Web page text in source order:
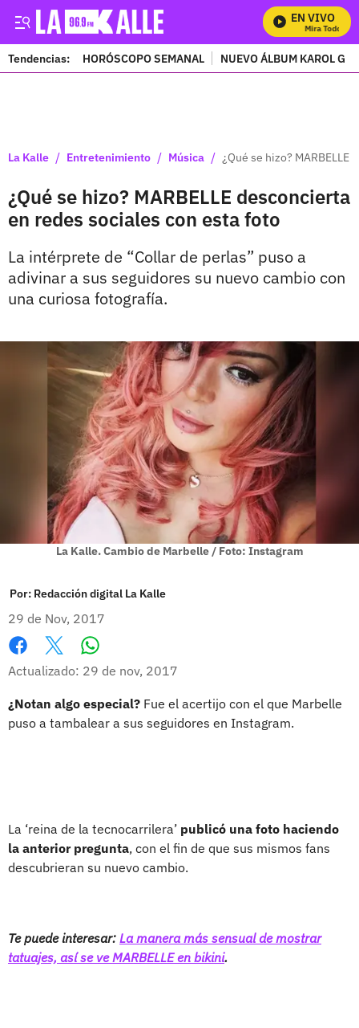
EN VIVO
Mira Todos
Tendencias: HORÓSCOPO SEMANAL NUEVO ÁLBUM KAROL G
La Kalle / Entretenimiento / Música / ¿Qué se hizo?
¿Qué se hizo? MARBELLE desconcierta
en redes sociales con esta foto
La intérprete de “Collar de perlas” puso a
adivinar a sus seguidores su nuevo cambio con
una curiosa fotografía.
La Kalle. Cambio de Marbelle / Foto: Instagram
Por: Redacción digital La Kalle
29 de Nov, 2017
Facebook
X
Actualizado: 29 de nov, 2017
¿Notan algo especial? Fue el acertijo con el que Marbelle
puso a tambalear a sus seguidores en Instagram.
La ‘reina de la tecnocarrilera’ publicó una foto haciendo
la anterior pregunta, con el fin de que sus mismos fans
descubrieran su nuevo cambio.
Te puede interesar: La manera más sensual de mostrar
tatuajes, así se ve MARBELLE en bikini.